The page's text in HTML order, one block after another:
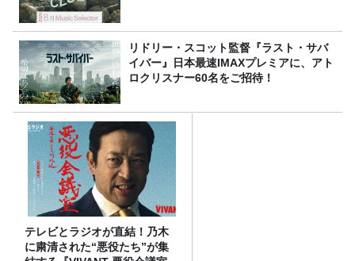
リドリー・スコット監督『ラスト・サバ
イバー』日本最速IMAXプレミアに、アト
ロクリスナー60名をご招待！
テレビとラジオが直結！乃木
に粛清された“悪役たち”が集